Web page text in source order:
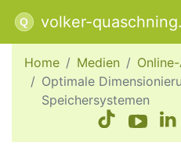
volker-
Home Medien
Optimale
Speichersystemen